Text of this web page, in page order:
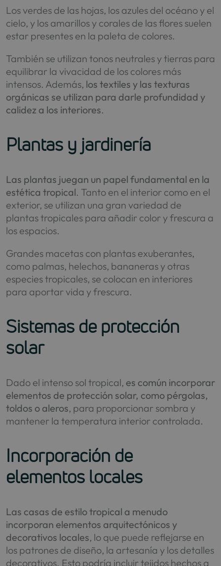
Los verdes de las hojas, los azules del océano y el
cielo, y los amarillos y corales de las flores suelen
estar presentes en la paleta de colores.
También se utilizan tonos neutrales y tierras para
equilibrar la vivacidad de los colores más
intensos. Además, los textiles y las texturas
orgánicas se utilizan para darle profundidad y
calidez a los interiores.
Plantas y jardinería
Las plantas juegan un papel fundamental en la
estética tropical. Tanto en el interior como en el
exterior, se utilizan una gran variedad de
plantas tropicales para añadir color y frescura a
los espacios.
Grandes macetas con plantas exuberantes,
como palmas, helechos, bananeras y otras
especies tropicales, se colocan en interiores
para aportar vida y frescura.
Sistemas de protección
solar
Dado el intenso sol tropical, es común incorporar
elementos de protección solar, como pérgolas,
toldos o aleros, para proporcionar sombra y
mantener la temperatura interior controlada.
Incorporación de
elementos locales
Las casas de estilo tropical a menudo
incorporan elementos arquitectónicos y
decorativos locales, lo que puede reflejarse en
los patrones de diseño, la artesanía y los detalles
decorativos. Esto podría incluir tejidos hechos a